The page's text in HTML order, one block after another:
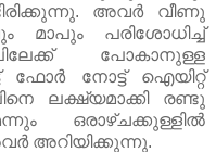
അവർ വീണു
മാപും പരിശോധിച്ച്
പോകാനുള്ള
ഫോർ നോട്ട് ഐയിറ്റ്
ലക്ഷ്യമാക്കി രണ്ടു
ഒരാഴ്ചക്കുള്ളിൽ
അറിയിക്കുന്നു.